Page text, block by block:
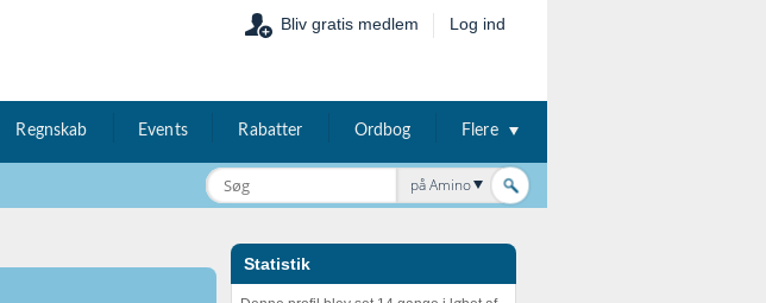
Bliv gratis medlem Log ind
Regnskab Events Rabatter Ordbog Flere
på Amino
Statistik